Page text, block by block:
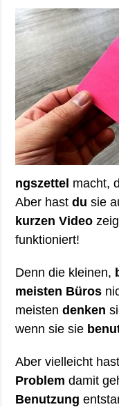
ngszettel macht,
Aber hastdu sie
kurzen Video
funktioniert!
Denn die kleinen,
meisten Büros
meistendenken
wenn sie sie
Aber vielleicht
Problem damit
Benutzung